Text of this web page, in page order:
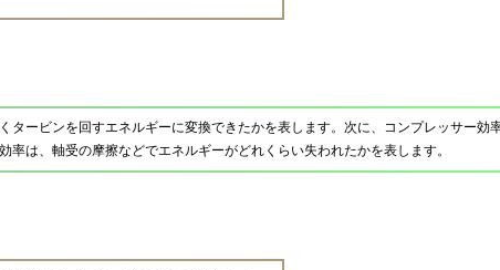
ービンを回すエネルギーに変換できたかを表します。次に、コンプレッサー効
は、軸受の摩擦などでエネルギーがどれくらい失われたかを表します。